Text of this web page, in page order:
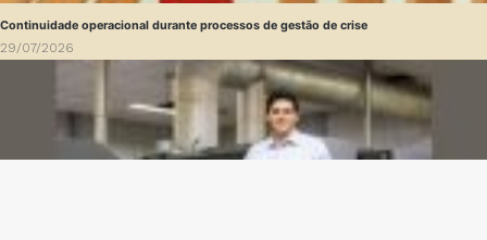
Continuidade operacional durante processos de gestão de crise
29/07/2026